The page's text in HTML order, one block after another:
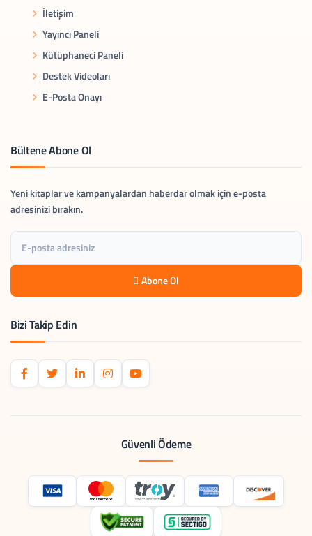
İletişim
Yayıncı Paneli
Kütüphaneci Paneli
Destek Videoları
E-Posta Onayı
Bültene Abone Ol
Yeni kitaplar ve kampanyalardan haberdar olmak için e-posta
adresinizi bırakın.
Abone Ol
Bizi Takip Edin
Güvenli Ödeme